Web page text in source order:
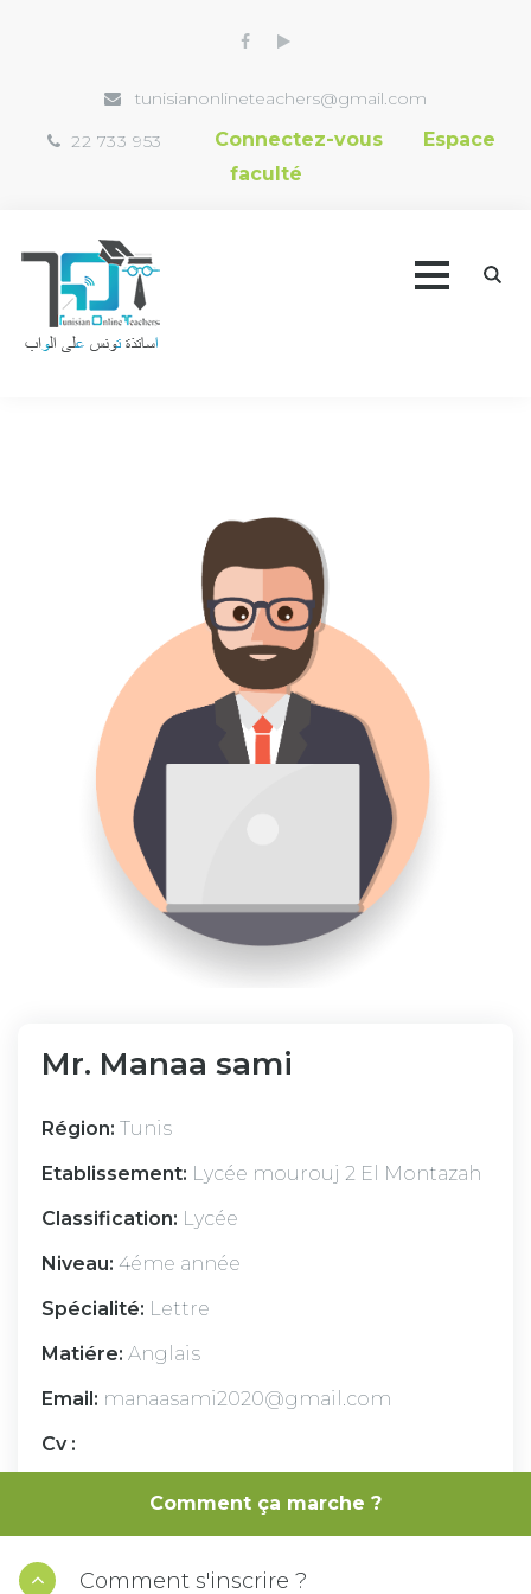
tunisianonlineteachers@gmail.com
22 733 953
Connectez-vous
Espace
faculté
Mr. Manaa sami
Région: Tunis
Etablissement: Lycée mourouj 2 El Montazah
Classification: Lycée
Niveau: 4éme année
Spécialité: Lettre
Matiére: Anglais
Email: manaasami2020@gmail.com
Cv :
d'expérience. Durant mon carrière, j'ai ensei
Comment ça marche ?
Comment s'inscrire ?